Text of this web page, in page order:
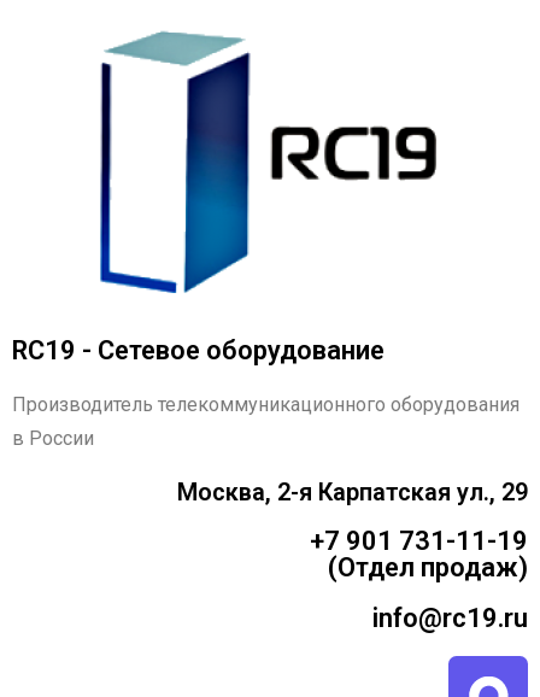
RC19 - Сетевое оборудование
Производитель телекоммуникационного оборудования
в России
Москва, 2-я Карпатская ул., 29
+7 901 731-11-19
(Отдел продаж)
info@rc19.ru